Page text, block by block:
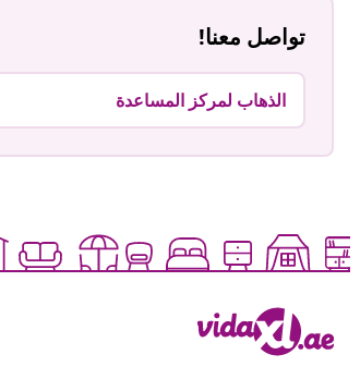
تواصل معنا!
الذهاب لمركز المساعدة